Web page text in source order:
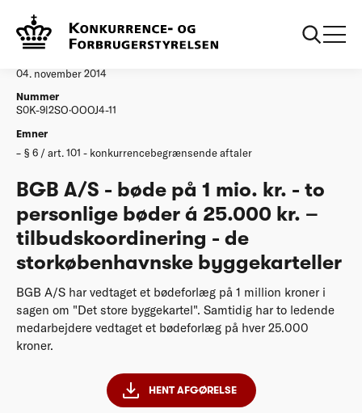
Afgørelser
04. november 2014
Nummer
S0K-9l2SO·OOOJ4-11
Emner
§ 6 / art. 101 - konkurrencebegrænsende aftaler
BGB A/S - bøde på 1 mio. kr. - to
personlige bøder á 25.000 kr. –
tilbudskoordinering - de
storkøbenhavnske byggekarteller
BGB A/S har vedtaget et bødeforlæg på 1 million kroner i
sagen om "Det store byggekartel". Samtidig har to ledende
medarbejdere vedtaget et bødeforlæg på hver 25.000
kroner.
HENT AFGØRELSE